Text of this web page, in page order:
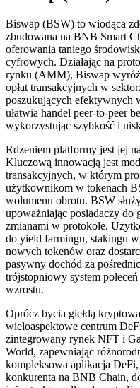
Biswap (BSW) to wiodąca
zbudowana na BNB Smart
oferowania taniego
cyfrowych. Działając na
rynku (AMM), Biswap
opłat transakcyjnych w
poszukujących efektywnych
ułatwia handel peer-to-peer
wykorzystując szybkość i
Rdzeniem platformy jest jej
Kluczową innowacją jest
transakcyjnych, w którym
użytkownikom w tokenach
wolumenu obrotu. BSW
upoważniając posiadaczy do
zmianami w protokole.
do yield farmingu, stakingu
nowych tokenów oraz
pasywny dochód za
trójstopniowy system
wzrostu.
Oprócz bycia giełdą
wieloaspektowe centrum
zintegrowany rynek NFT i
World, zapewniając
kompleksowa aplikacja
konkurenta na BNB Chain,